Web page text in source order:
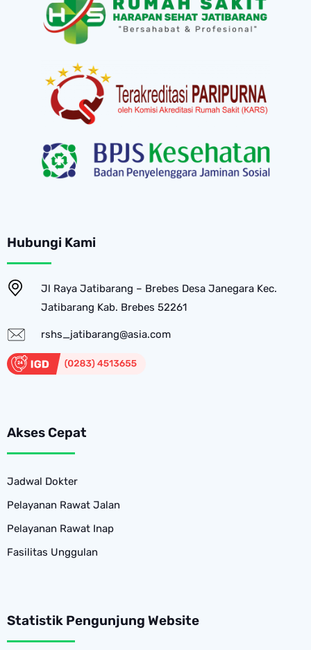
Hubungi Kami
Jl Raya Jatibarang – Brebes Desa Janegara Kec.
Jatibarang Kab. Brebes 52261
rshs_jatibarang@asia.com
Akses Cepat
Jadwal Dokter
Pelayanan Rawat Jalan
Pelayanan Rawat Inap
Fasilitas Unggulan
Statistik Pengunjung Website